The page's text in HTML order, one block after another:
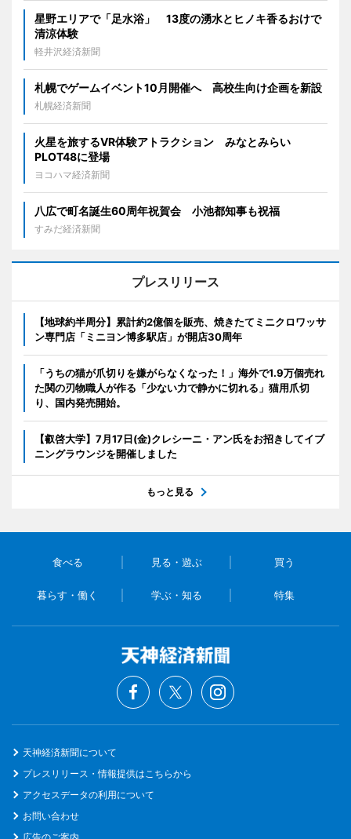
星野エリアで「足水浴」 13度の湧水とヒノキ香るおけで
清涼体験
軽井沢経済新聞
札幌でゲームイベント10月開催へ 高校生向け企画を新設
札幌経済新聞
火星を旅するVR体験アトラクション みなとみらい
PLOT48に登場
ヨコハマ経済新聞
八広で町名誕生60周年祝賀会 小池都知事も祝福
すみだ経済新聞
プレスリリース
【地球約半周分】累計約2億個を販売、焼きたてミニクロワッサ
ン専門店「ミニヨン博多駅店」が開店30周年
「うちの猫が爪切りを嫌がらなくなった！」海外で1.9万個売れ
た関の刃物職人が作る「少ない力で静かに切れる」猫用爪切
り、国内発売開始。
【叡啓大学】7月17日(金)クレシーニ・アン氏をお招きしてイブ
ニングラウンジを開催しました
もっと見る
食べる 見る・遊ぶ 買う
暮らす・働く 学ぶ・知る 特集
天神経済新聞について
プレスリリース・情報提供はこちらから
アクセスデータの利用について
お問い合わせ